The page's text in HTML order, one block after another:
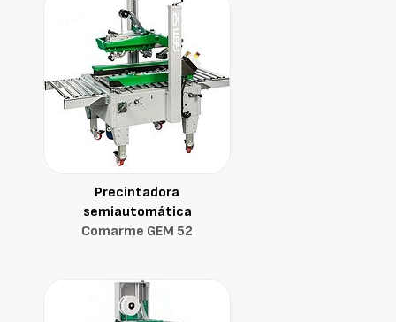
Precintadora
semiautomática
Comarme GEM 52